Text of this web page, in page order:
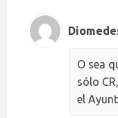
O sea
sólo
el